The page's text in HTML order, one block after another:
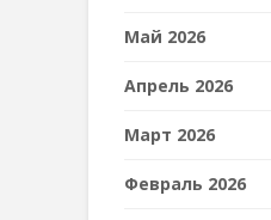
Май 2026
Апрель 2026
Март 2026
Февраль 2026